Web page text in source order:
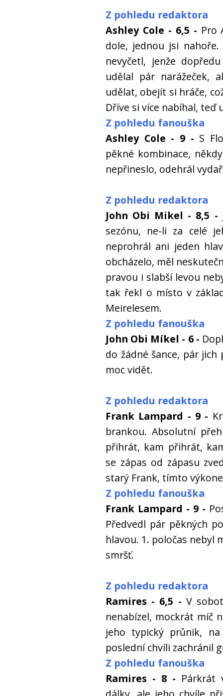
Z pohledu redaktora
Ashley Cole - 6,5 - Pro
dole, jednou jsi
nevyčetl, jenže
udělal pár narážeček,
udělat, obejít si hráče,
Dříve si více nabíhal, teď
Z pohledu fanouška
Ashley Cole - 9 - S
pěkné kombinace,
nepřineslo, odehrál
Z pohledu redaktora
John Obi Mikel - 8,5 -
sezónu, ne-li za celé
neprohrál ani jeden
obcházelo, měl
pravou i slabší levou
tak řekl o místo v
Meirelesem.
Z pohledu fanouška
John Obi Míkel - 6 -
do žádné šance, pár
moc vidět.
Z pohledu redaktora
Frank Lampard - 9 -
brankou. Absolutní
přihrát, kam přihrát,
se zápas od zápasu
starý Frank, tímto
Z pohledu fanouška
Frank Lampard - 9 -
Předvedl pár pěkných
hlavou. 1. poločas nebyl
smršť.
Z pohledu redaktora
Ramires - 6,5 - V
nenabízel, mockrát míč
jeho typický průnik,
poslední chvíli zachránil
Z pohledu fanouška
Ramires - 8 - Párkrát